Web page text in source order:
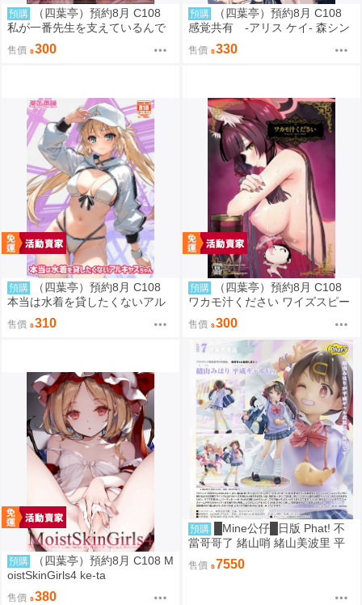
預購
（四葉亭）預約8月 C108
私が一番先生を支えているんで
すけど みどり
售價 300
預購
（四葉亭）預約8月 C108
感覚共有 -アリス ケイ- 森シン
リスク
售價 330
預購
（四葉亭）預約8月 C108
本当は水着を貸したくないアル
キャスちゃん いのうえとみい
售價 310
預購
（四葉亭）預約8月 C108
ワカモ汁ください ワイズスピー
售價 300
預購
（四葉亭）預約8月 C108 M
oistSkinGirls4 ke-ta
售價 380
預購
█Mine公仔█日版 Phat! 不
當哥哥了 緒山哨 緒山美波里 平
成辣妹 1/6 PVC D9283
售價 7550